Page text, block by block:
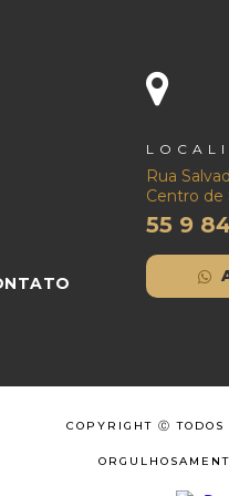
Rua
Centro de
55 9
COPYRIGHT Ⓒ TODOS